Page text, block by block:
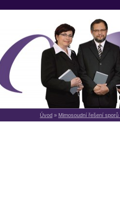
Úvod » Mimosoudní řešení sporů